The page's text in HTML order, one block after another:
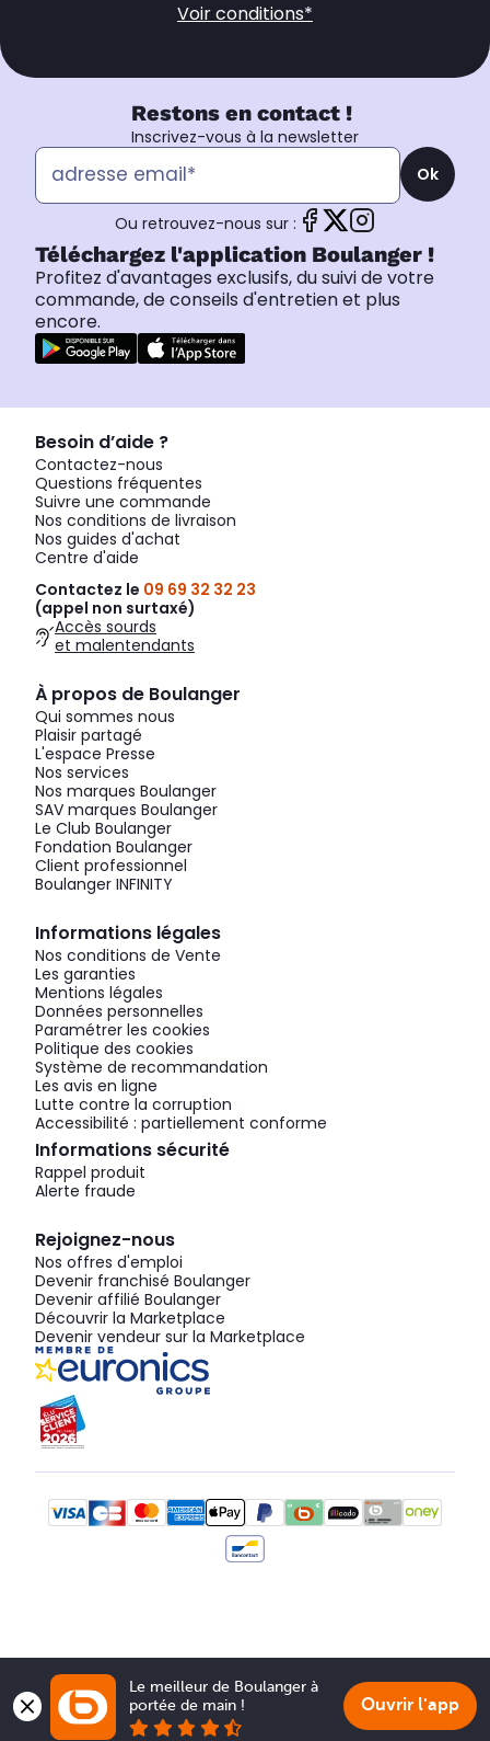
Voir conditions*
Restons en contact !
Inscrivez-vous à la newsletter
Ok
Ou retrouvez-nous sur :
Téléchargez l'application Boulanger !
Profitez d'avantages exclusifs, du suivi de votre
commande, de conseils d'entretien et plus
encore.
Besoin d’aide ?
Contactez-nous
Questions fréquentes
Suivre une commande
Nos conditions de livraison
Nos guides d'achat
Centre d'aide
Contactez le 09 69 32 32 23
(appel non surtaxé)
Accès sourds
et malentendants
À propos de Boulanger
Qui sommes nous
Plaisir partagé
L'espace Presse
Nos services
Nos marques Boulanger
SAV marques Boulanger
Le Club Boulanger
Fondation Boulanger
Client professionnel
Boulanger INFINITY
Informations légales
Nos conditions de Vente
Les garanties
Mentions légales
Données personnelles
Paramétrer les cookies
Politique des cookies
Système de recommandation
Les avis en ligne
Lutte contre la corruption
Accessibilité : partiellement conforme
Informations sécurité
Rappel produit
Alerte fraude
Rejoignez-nous
Nos offres d'emploi
Devenir franchisé Boulanger
Devenir affilié Boulanger
Découvrir la Marketplace
Devenir vendeur sur la Marketplace
Le meilleur de Boulanger à
portée de main !
Ouvrir l'app